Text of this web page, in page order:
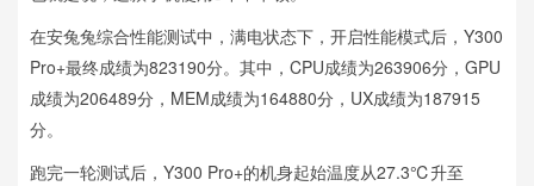
在安兔兔综合性能测试中，满电状态下，开启性能模式后，Y300
Pro+最终成绩为823190分。其中，CPU成绩为263906分，GPU
成绩为206489分，MEM成绩为164880分，UX成绩为187915
分。
跑完一轮测试后，Y300 Pro+的机身起始温度从27.3℃升至